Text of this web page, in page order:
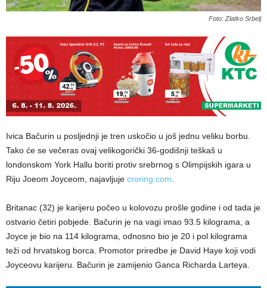
Foto: Zlatko Srbelj
Ivica Bačurin u posljednji je tren uskočio u još jednu veliku borbu.
Tako će se večeras ovaj velikogorički 36-godišnji teškaš u
londonskom York Hallu boriti protiv srebrnog s Olimpijskih igara u
Riju Joeom Joyceom, najavljuje croring.com
Britanac (32) je karijeru počeo u kolovozu prošle godine i od tada je
ostvario četiri pobjede. Bačurin je na vagi imao 93.5 kilograma, a
Joyce je bio na 114 kilograma, odnosno bio je 20 i pol kilograma
teži od hrvatskog borca. Promotor priredbe je David Haye koji vodi
Joyceovu karijeru. Bačurin je zamijenio Ganca Richarda Larteya.